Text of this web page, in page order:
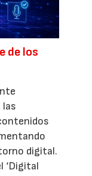
de los
las
digital.
‘Digital